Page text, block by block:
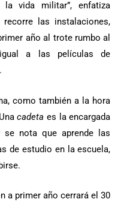
la vida
militar”, enfatiza
las instalaciones,
año al trote rumbo al
a las películas de
como también a la hora
cadeta es la encargada
nota que aprende las
de estudio en la escuela,
a primer año cerrará el 30